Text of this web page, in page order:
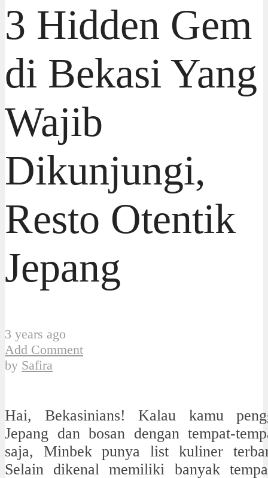
3 Hidden Gem
di Bekasi Yang
Wajib
Dikunjungi,
Resto Otentik
Jepang
3 years ago
Add Comment
by Safira
Hai, Bekasinians! Kalau kamu
Jepang dan bosan dengan tempat-
saja, Minbek punya list kuliner
Selain dikenal memiliki banyak